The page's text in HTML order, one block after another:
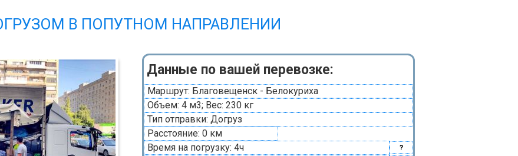
Данные по вашей перевозке:
Маршрут: Благовещенск - Белокуриха
Объем: 4 м3; Вес: 230 кг
Тип отправки: Догруз
Расстояние: 0 км
Время на погрузку: 4ч
?
В ПОПУТНОМ НАПРАВЛЕНИИ